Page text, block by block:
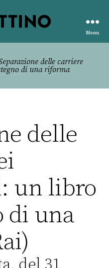
Menu
delle carriere
di una riforma
delle
un libro
di una